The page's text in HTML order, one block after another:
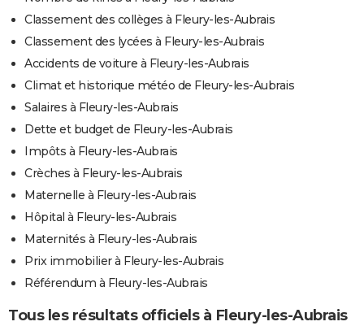
Classement des collèges à Fleury-les-Aubrais
Classement des lycées à Fleury-les-Aubrais
Accidents de voiture à Fleury-les-Aubrais
Climat et historique météo de Fleury-les-Aubrais
Salaires à Fleury-les-Aubrais
Dette et budget de Fleury-les-Aubrais
Impôts à Fleury-les-Aubrais
Crèches à Fleury-les-Aubrais
Maternelle à Fleury-les-Aubrais
Hôpital à Fleury-les-Aubrais
Maternités à Fleury-les-Aubrais
Prix immobilier à Fleury-les-Aubrais
Référendum à Fleury-les-Aubrais
Tous les résultats officiels à Fleury-les-Aubrais